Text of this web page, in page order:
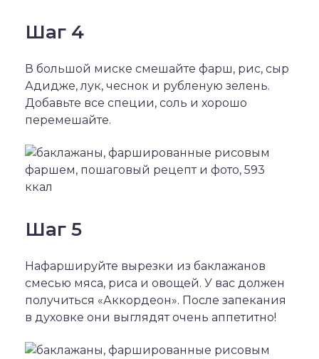
Шаг 4
В большой миске смешайте фарш, рис, сыр
Адидже, лук, чеснок и рубленую зелень.
Добавьте все специи, соль и хорошо
перемешайте.
Шаг 5
Нафаршируйте вырезки из баклажанов
смесью мяса, риса и овощей. У вас должен
получиться «Аккордеон». После запекания
в духовке они выглядят очень аппетитно!